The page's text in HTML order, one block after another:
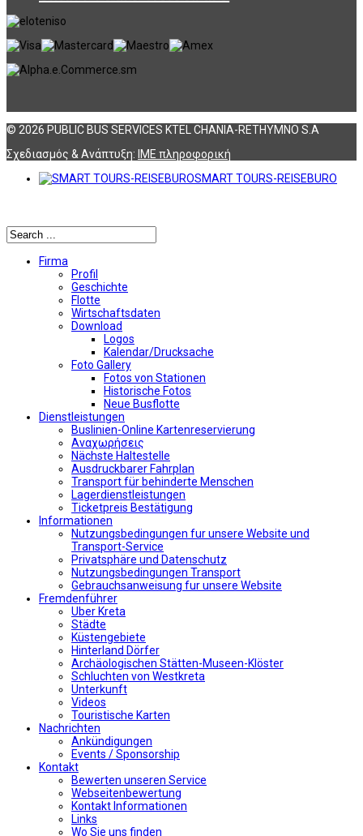
© 2026 PUBLIC BUS SERVICES KTEL CHANIA-RETHYMNO S.A
Σχεδιασμός & Ανάπτυξη: ΙΜΕ πληροφορική
SMART TOURS-REISEBURO
Firma
Profil
Geschichte
Flotte
Wirtschaftsdaten
Download
Logos
Kalendar/Drucksache
Foto Gallery
Fotos von Stationen
Historische Fotos
Neue Busflotte
Dienstleistungen
Buslinien-Online Kartenreservierung
Αναχωρήσεις
Nächste Haltestelle
Αusdruckbarer Fahrplan
Transport für behinderte Menschen
Lagerdienstleistungen
Ticketpreis Bestätigung
Informationen
Nutzungsbedingungen fur unsere Website und
Transport-Service
Privatsphäre und Datenschutz
Nutzungsbedingungen Transport
Gebrauchsanweisung fur unsere Website
Fremdenführer
Uber Kreta
Städte
Küstengebiete
Hinterland Dörfer
Archäologischen Stätten-Museen-Klöster
Schluchten von Westkreta
Unterkunft
Videos
Touristische Karten
Nachrichten
Ankündigungen
Events / Sponsorship
Kontakt
Bewerten unseren Service
Webseitenbewertung
Kontakt Informationen
Links
Wo Sie uns finden